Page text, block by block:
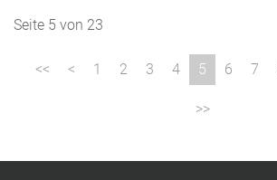
Seite 5 von 23
1 2 3 4 5 6 7